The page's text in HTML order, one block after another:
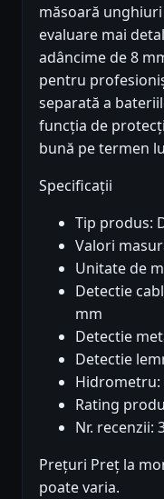
măsoară
evaluare mai
adâncime de 8
pentru
separată a
funcția de
bună pe termen
Specificații
Tip produs:
Valori
Unitate de
Detectie
mm
Detectie
Detectie
Hidrometru:
Rating
Nr. recenzii:
Prețuri Preț la
poate varia.